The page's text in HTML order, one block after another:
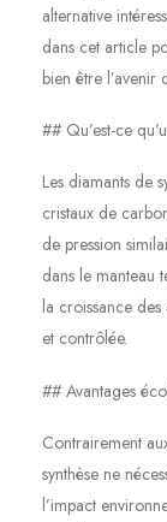
alternative
dans cet article
bien être l’avenir
## Qu’est-ce
Les diamants de
cristaux de
de pression
dans le manteau
la croissance
et contrôlée.
## Avantages
Contrairement
synthèse ne
l’impact